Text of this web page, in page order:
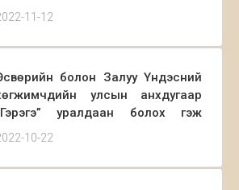
ны хооронд болох тул
байна.
11-12
болон Залуу Үндэсний
улсын анхдугаар
уралдаан болох гэж
10-22